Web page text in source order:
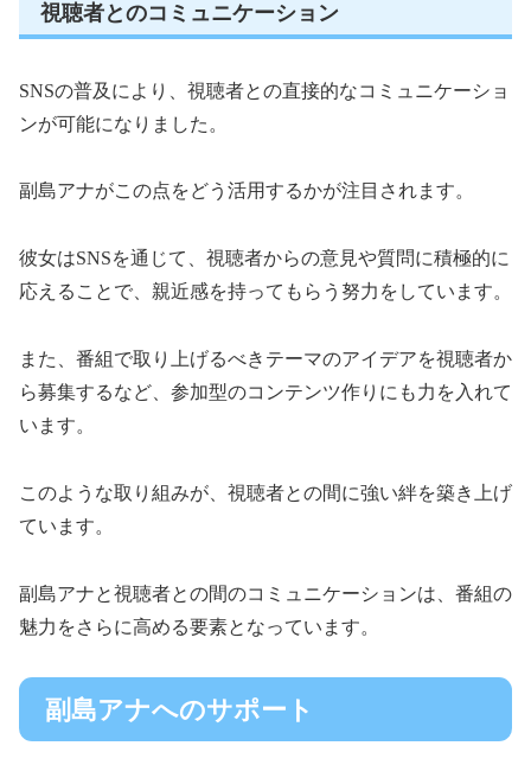
視聴者とのコミュニケーション
SNSの普及により、視聴者との直接的なコミュニケーショ
ンが可能になりました。
副島アナがこの点をどう活用するかが注目されます。
彼女はSNSを通じて、視聴者からの意見や質問に積極的に
応えることで、親近感を持ってもらう努力をしています。
また、番組で取り上げるべきテーマのアイデアを視聴者か
ら募集するなど、参加型のコンテンツ作りにも力を入れて
います。
このような取り組みが、視聴者との間に強い絆を築き上げ
ています。
副島アナと視聴者との間のコミュニケーションは、番組の
魅力をさらに高める要素となっています。
副島アナへのサポート